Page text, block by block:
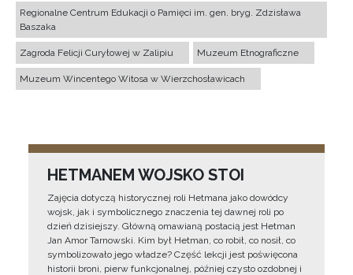
Regionalne Centrum Edukacji o Pamięci im. gen. bryg. Zdzisława
Baszaka
Zagroda Felicji Curyłowej w Zalipiu Muzeum Etnograficzne
Muzeum Wincentego Witosa w Wierzchosławicach
HETMANEM WOJSKO STOI
Zajęcia dotyczą historycznej roli Hetmana jako dowódcy
wojsk, jak i symbolicznego znaczenia tej dawnej roli po
dzień dzisiejszy. Główną omawianą postacią jest Hetman
Jan Amor Tarnowski. Kim był Hetman, co robił, co nosił, co
symbolizowało jego władze? Część lekcji jest poświęcona
historii broni, pierw funkcjonalnej, później czysto ozdobnej i